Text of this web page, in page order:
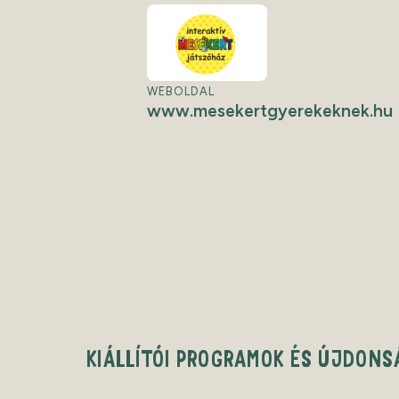
WEBOLDAL
www.mesekertgyerekeknek.hu
KIÁLLÍTÓI PROGRAMOK ÉS